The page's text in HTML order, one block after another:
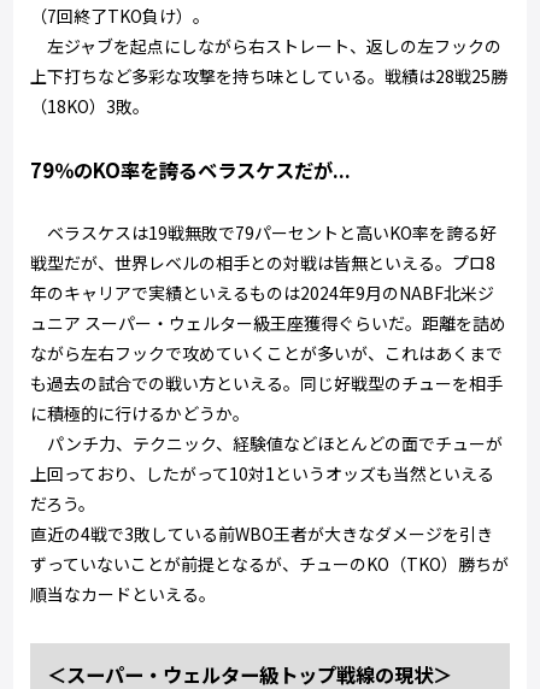
（7回終了TKO負け）。
左ジャブを起点にしながら右ストレート、返しの左フックの
上下打ちなど多彩な攻撃を持ち味としている。戦績は28戦25勝
（18KO）3敗。
79％のKO率を誇るベラスケスだが...
ベラスケスは19戦無敗で79パーセントと高いKO率を誇る好
戦型だが、世界レベルの相手との対戦は皆無といえる。プロ8
年のキャリアで実績といえるものは2024年9月のNABF北米ジ
ュニア スーパー・ウェルター級王座獲得ぐらいだ。距離を詰め
ながら左右フックで攻めていくことが多いが、これはあくまで
も過去の試合での戦い方といえる。同じ好戦型のチューを相手
に積極的に行けるかどうか。
パンチ力、テクニック、経験値などほとんどの面でチューが
上回っており、したがって10対1というオッズも当然といえる
だろう。
直近の4戦で3敗している前WBO王者が大きなダメージを引き
ずっていないことが前提となるが、チューのKO（TKO）勝ちが
順当なカードといえる。
＜スーパー・ウェルター級トップ戦線の現状＞